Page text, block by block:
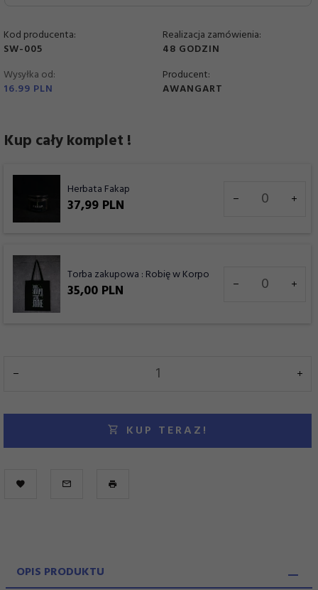
Kod producenta:
SW-005
Realizacja zamówienia:
48 GODZIN
Wysyłka od:
16.99 PLN
Producent:
AWANGART
Kup cały komplet !
Herbata Fakap
37,99 PLN
dla
Torba zakupowa : Robię w Korpo
35,00 PLN
dla
KUP TERAZ!
OPIS PRODUKTU